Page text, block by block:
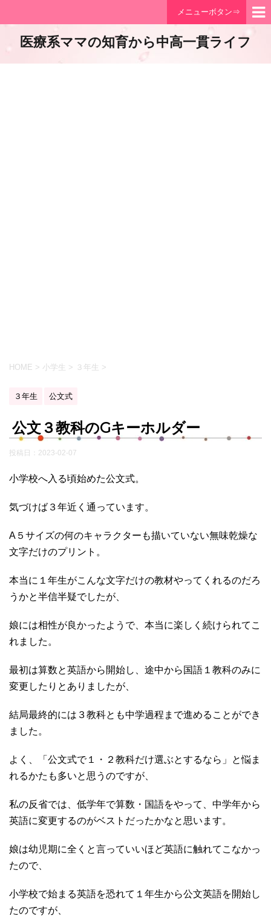
メニューボタン⇒
医療系ママの知育から中高一貫ライフ
HOME > 小学生 > ３年生 >
３年生 公文式
公文３教科のGキーホルダー
投稿日： 2023-02-07
小学校へ入る頃始めた公文式。
気づけば３年近く通っています。
A５サイズの何のキャラクターも描いていない無味乾燥な
文字だけのプリント。
本当に１年生がこんな文字だけの教材やってくれるのだろ
うかと半信半疑でしたが、
娘には相性が良かったようで、本当に楽しく続けられてこ
れました。
最初は算数と英語から開始し、途中から国語１教科のみに
変更したりとありましたが、
結局最終的には３教科とも中学過程まで進めることができ
ました。
よく、「公文式で１・２教科だけ選ぶとするなら」と悩ま
れるかたも多いと思うのですが、
私の反省では、低学年で算数・国語をやって、中学年から
英語に変更するのがベストだったかなと思います。
娘は幼児期に全くと言っていいほど英語に触れてこなかっ
たので、
小学校で始まる英語を恐れて１年生から公文英語を開始し
たのですが、